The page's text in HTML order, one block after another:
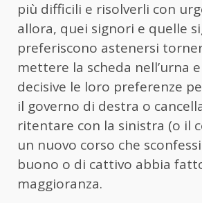
più difficili e risolverli con
allora, quei signori e quelle
preferiscono astenersi
mettere la scheda nell’urna
decisive le loro preferenze
il governo di destra o
ritentare con la sinistra (o il
un nuovo corso che
buono o di cattivo abbia
maggioranza.